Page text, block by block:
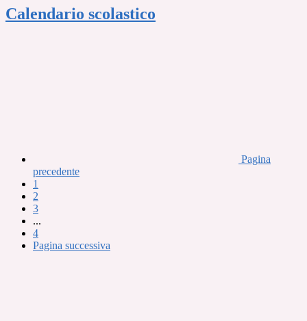
Calendario scolastico
Pagina
precedente
1
2
3
...
4
Pagina successiva